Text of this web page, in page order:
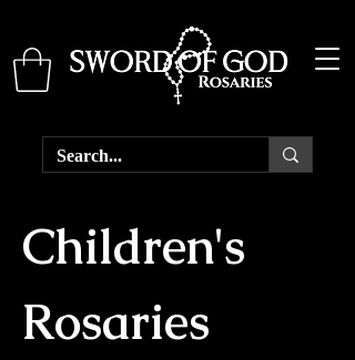
Children's
Rosaries